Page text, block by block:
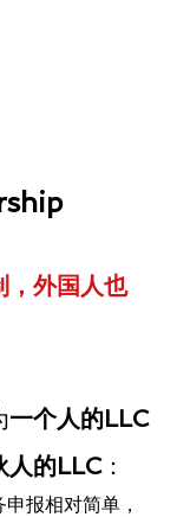
，外国人也
一个人的LLC
人的LLC：
申报相对简单，